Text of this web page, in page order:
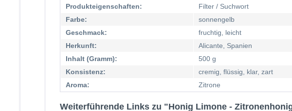
Produkteigenschaften:
Filter / Suchwort
Farbe:
sonnengelb
Geschmack:
fruchtig, leicht
Herkunft:
Alicante, Spanien
Inhalt (Gramm):
500 g
Konsistenz:
cremig, flüssig, klar, zart
Aroma:
Zitrone
Weiterführende Links zu "Honig Limone -